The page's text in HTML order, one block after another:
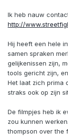
Ik heb nauw
http://
Hij heeft een hele
samen spraken
gelijkenissen zijn,
tools gericht zijn,
Het laat zich prima
straks ook op zijn
De filmpjes heb ik
zou kunnen
thompson over the